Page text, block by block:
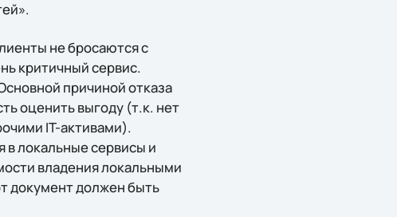
не бросаются с
критичный сервис.
причиной отказа
оценить выгоду (т.к. нет
IT-активами).
в локальные сервисы и
владения локальными
документ должен быть